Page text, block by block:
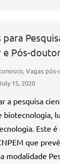
para
e Pós-
,Vagas
15, 2020
a pesquisa
biotecnologia,
Este
que
modalidade